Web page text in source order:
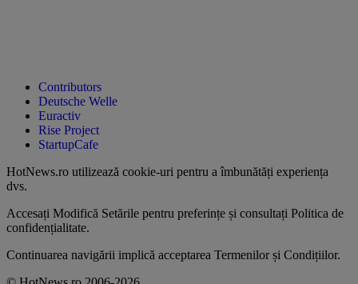
Contributors
Deutsche Welle
Euractiv
Rise Project
StartupCafe
HotNews.ro utilizează cookie-uri pentru a îmbunătăți experiența
dvs.
Accesați Modifică Setările pentru preferințe și consultați Politica de
confidențialitate.
Continuarea navigării implică acceptarea Termenilor și Condițiilor.